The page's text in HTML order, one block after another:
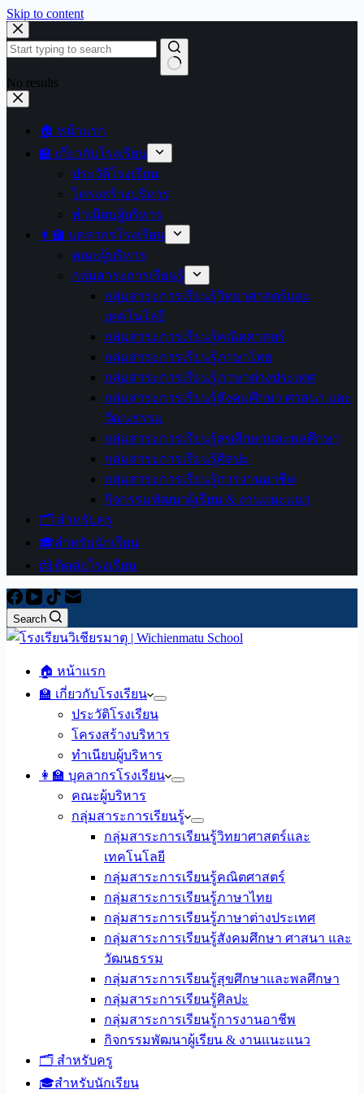
Skip to content
No results
🏠 หน้าแรก
🏫 เกี่ยวกับโรงเรียน
ประวัติโรงเรียน
โครงสร้างบริหาร
ทำเนียบผู้บริหาร
👩‍🏫 บุคลากรโรงเรียน
คณะผู้บริหาร
กลุ่มสาระการเรียนรู้
กลุ่มสาระการเรียนรู้วิทยาศาสตร์และ
เทคโนโลยี
กลุ่มสาระการเรียนรู้คณิตศาสตร์
กลุ่มสาระการเรียนรู้ภาษาไทย
กลุ่มสาระการเรียนรู้ภาษาต่างประเทศ
กลุ่มสาระการเรียนรู้สังคมศึกษา ศาสนา และ
วัฒนธรรม
กลุ่มสาระการเรียนรู้สุขศึกษาและพลศึกษา
กลุ่มสาระการเรียนรู้ศิลปะ
กลุ่มสาระการเรียนรู้การงานอาชีพ
กิจกรรมพัฒนาผู้เรียน & งานแนะแนว
🗂️ สำหรับครู
🎓สำหรับนักเรียน
📨 ติดต่อโรงเรียน
Search
🏠 หน้าแรก
🏫 เกี่ยวกับโรงเรียน
ประวัติโรงเรียน
โครงสร้างบริหาร
ทำเนียบผู้บริหาร
👩‍🏫 บุคลากรโรงเรียน
คณะผู้บริหาร
กลุ่มสาระการเรียนรู้
กลุ่มสาระการเรียนรู้วิทยาศาสตร์และ
เทคโนโลยี
กลุ่มสาระการเรียนรู้คณิตศาสตร์
กลุ่มสาระการเรียนรู้ภาษาไทย
กลุ่มสาระการเรียนรู้ภาษาต่างประเทศ
กลุ่มสาระการเรียนรู้สังคมศึกษา ศาสนา และ
วัฒนธรรม
กลุ่มสาระการเรียนรู้สุขศึกษาและพลศึกษา
กลุ่มสาระการเรียนรู้ศิลปะ
กลุ่มสาระการเรียนรู้การงานอาชีพ
กิจกรรมพัฒนาผู้เรียน & งานแนะแนว
🗂️ สำหรับครู
🎓สำหรับนักเรียน